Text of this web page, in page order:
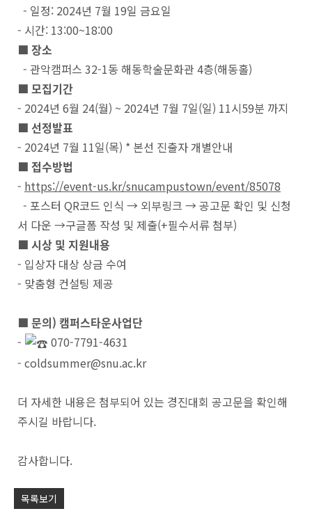
- 일정: 2024년 7월 19일 금요일
- 시간: 13:00~18:00
■ 장소
- 관악캠퍼스 32-1동 해동학술문화관 4층(해동홀)
■ 모집기간
- 2024년 6월 24(월) ~ 2024년 7월 7일(일) 11시59분 까지
■ 선정발표
- 2024년 7월 11일(목) * 본선 진출자 개별안내
■ 접수방법
- https://event-us.kr/snucampustown/event/85078
- 포스터 QR코드 인식 → 외부링크 → 공고문 확인 및 신청
서 다운 →구글폼 작성 및 제출(+필수서류 첨부)
■ 시상 및 지원내용
- 입상자 대상 상금 수여
- 맞춤형 컨설팅 제공
■ 문의) 캠퍼스타운사업단
-
070-7791-4631
- coldsummer@snu.ac.kr
더 자세한 내용은 첨부되어 있는 경진대회 공고문을 확인해
주시길 바랍니다.
감사합니다.
목록보기